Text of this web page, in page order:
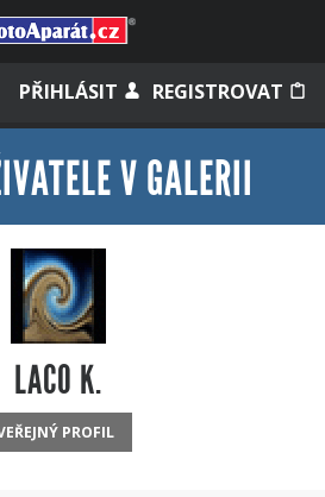
PŘIHLÁSIT REGISTROVAT
Zapomněli jste heslo?
jste účet na starém webu?
V GALERII
LACO K.
PROFIL